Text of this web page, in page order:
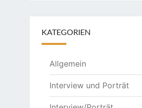
KATEGORIEN
Allgemein
Interview und Porträt